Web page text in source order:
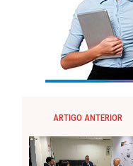
ARTIGO ANTERIOR